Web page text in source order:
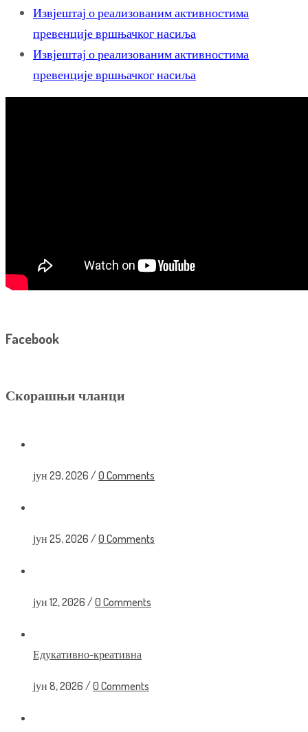
Извјештај о реализованим активностима
превенције вршњачког насиља
Извјештај о реализованим активностима
превенције вршњачког насиља
Facebook
Скорашњи чланци
јун 29, 2026 /0 Comments
јун 25, 2026 /0 Comments
јун 12, 2026 /0 Comments
Едукативно-креативна
јун 8, 2026 /0 Comments